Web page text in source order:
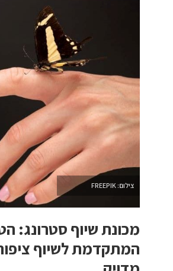
צילום: FREEPIK
מכונת שיוף סטרונג:
המתקדמת לשיוף